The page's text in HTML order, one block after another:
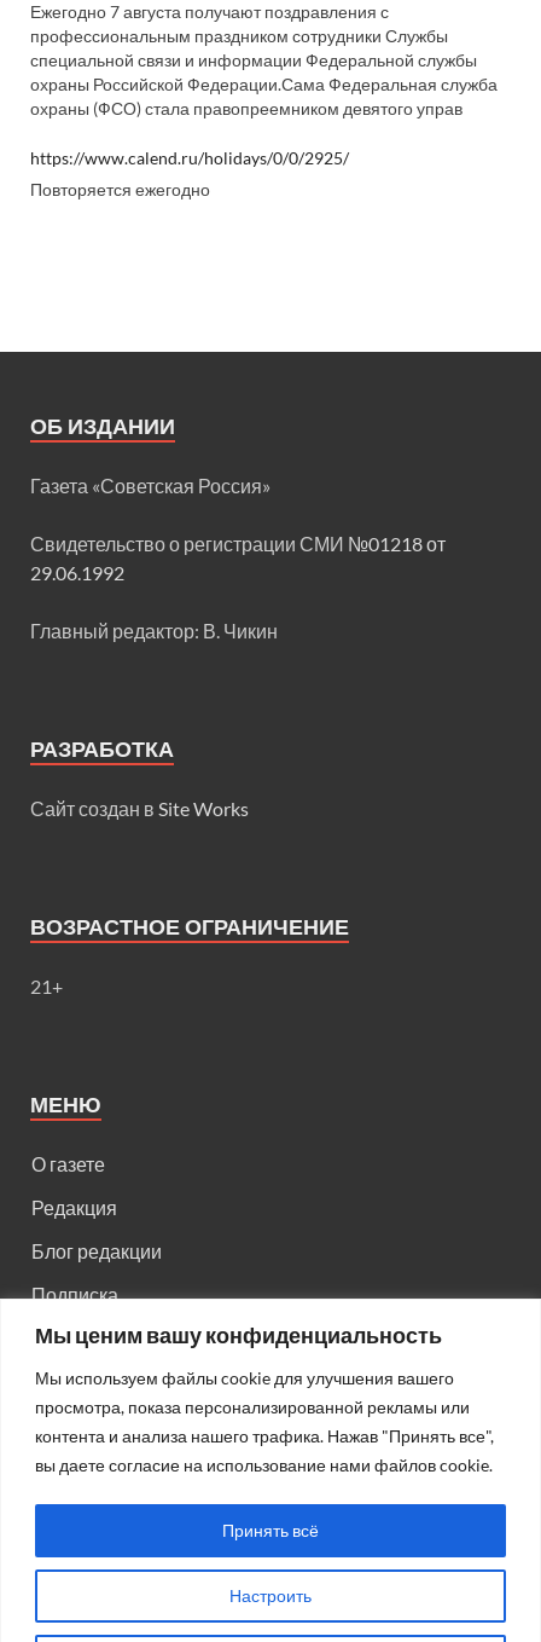
Мы ценим вашу конфиденциальность
Мы используем файлы cookie для улучшения вашего
просмотра, показа персонализированной рекламы или
контента и анализа нашего трафика. Нажав "Принять все",
вы даете согласие на использование нами файлов cookie.
Настроить
Принять всё
Ежегодно 7 августа получают поздравления с
профессиональным праздником сотрудники Службы
специальной связи и информации Федеральной службы
охраны Российской Федерации.Сама Федеральная служба
охраны (ФСО) стала правопреемником девятого управ
https://www.calend.ru/holidays/0/0/2925/
Повторяется ежегодно
ОБ ИЗДАНИИ
Газета «Советская Россия»
Свидетельство о регистрации СМИ №01218 от
29.06.1992
Главный редактор: В. Чикин
РАЗРАБОТКА
Сайт создан в Site Works
ВОЗРАСТНОЕ ОГРАНИЧЕНИЕ
21+
МЕНЮ
О газете
Редакция
Блог редакции
Подписка
Правила поведения на сайте
Реклама
Старый HTML сайт